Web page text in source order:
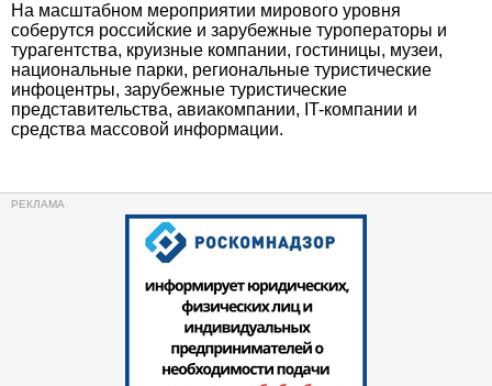
На масштабном мероприятии мирового уровня
соберутся российские и зарубежные туроператоры и
турагентства, круизные компании, гостиницы, музеи,
национальные парки, региональные туристические
инфоцентры, зарубежные туристические
представительства, авиакомпании, IT-компании и
средства массовой информации.